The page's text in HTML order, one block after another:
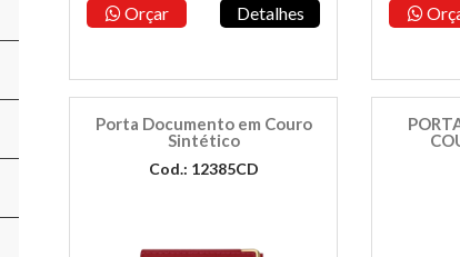
Orçar Detalhes
Porta Documento em Couro
Sintético
Cod.: 12385CD